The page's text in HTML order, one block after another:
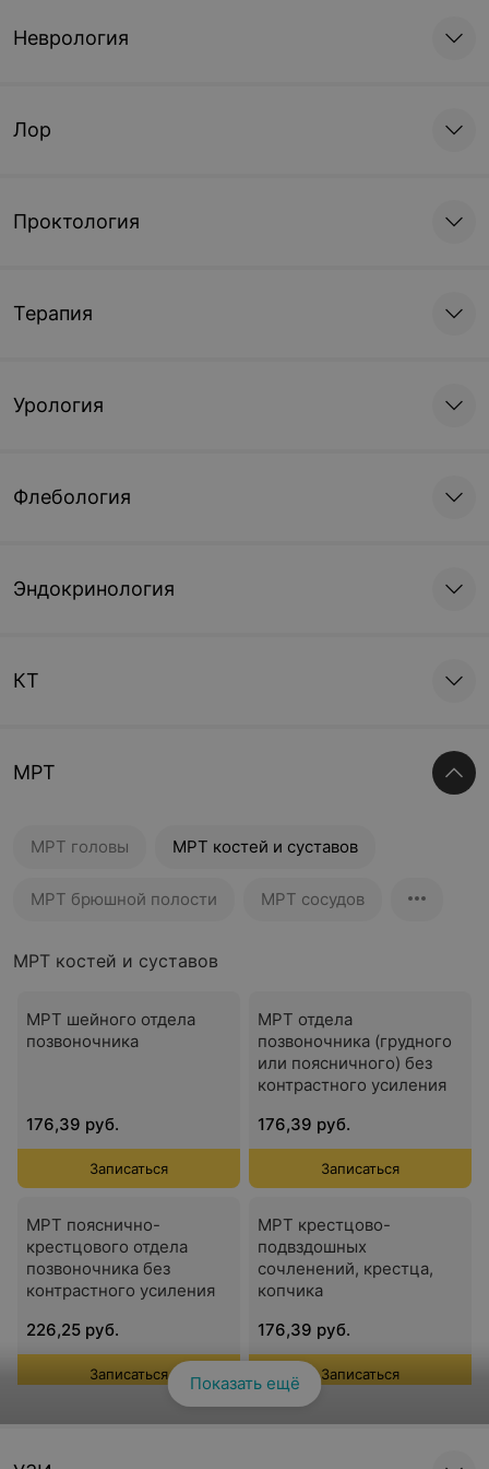
Неврология
Лор
Проктология
Терапия
Урология
Флебология
Эндокринология
КТ
МРТ
МРТ головы МРТ костей и суставов
МРТ брюшной полости МРТ сосудов
МРТ костей и суставов
МРТ шейного отдела
позвоночника
176,39 руб.
Записаться
МРТ отдела
позвоночника (грудного
или поясничного) без
контрастного усиления
176,39 руб.
Записаться
МРТ пояснично-
крестцового отдела
позвоночника без
контрастного усиления
226,25 руб.
Записаться
МРТ крестцово-
подвздошных
сочленений, крестца,
копчика
176,39 руб.
Записаться
МРТ тазобедренных
МРТ одного сустава +
Смотреть все
Показать ещё